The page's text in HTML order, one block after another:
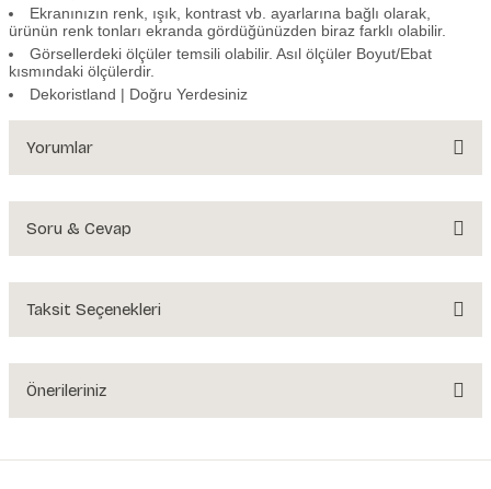
Ekranınızın renk, ışık, kontrast vb. ayarlarına bağlı olarak,
ürünün renk tonları ekranda gördüğünüzden biraz farklı olabilir.
Görsellerdeki ölçüler temsili olabilir. Asıl ölçüler Boyut/Ebat
kısmındaki ölçülerdir.
Dekoristland | Doğru Yerdesiniz
Yorumlar
Soru & Cevap
Ürün hakkında henüz soru sorulmamış.
Taksit Seçenekleri
Önerileriniz
yetersiz gördüğünüz noktaları öneri formunu kullanarak tarafımıza